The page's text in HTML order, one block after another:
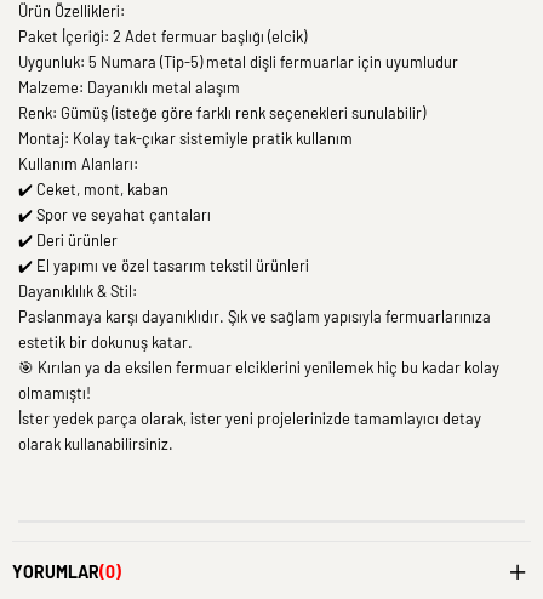
Ürün Özellikleri:
Paket İçeriği: 2 Adet fermuar başlığı (elcik)
Uygunluk: 5 Numara (Tip-5) metal dişli fermuarlar için uyumludur
Malzeme: Dayanıklı metal alaşım
Renk: Gümüş (isteğe göre farklı renk seçenekleri sunulabilir)
Montaj: Kolay tak-çıkar sistemiyle pratik kullanım
Kullanım Alanları:
✔️ Ceket, mont, kaban
✔️ Spor ve seyahat çantaları
✔️ Deri ürünler
✔️ El yapımı ve özel tasarım tekstil ürünleri
Dayanıklılık & Stil:
Paslanmaya karşı dayanıklıdır. Şık ve sağlam yapısıyla fermuarlarınıza
estetik bir dokunuş katar.
🎯 Kırılan ya da eksilen fermuar elciklerini yenilemek hiç bu kadar kolay
olmamıştı!
İster yedek parça olarak, ister yeni projelerinizde tamamlayıcı detay
olarak kullanabilirsiniz.
YORUMLAR(0)